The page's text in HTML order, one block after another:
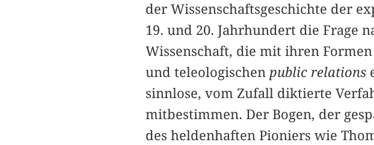
der Wissenschaftsgeschichte der
19. und 20. Jahrhundert die Frage
Wissenschaft, die mit ihren
und teleologischen public relations
sinnlose, vom Zufall diktierte
mitbestimmen. Der Bogen, der
des heldenhaften Pioniers wie